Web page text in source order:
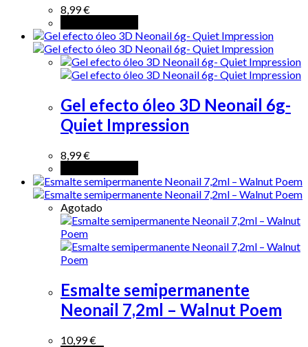
8,99€
Gel efecto óleo 3D Neonail 6g-
Quiet Impression
8,99€
Agotado
Esmalte semipermanente
Neonail 7,2ml – Walnut Poem
10,99€